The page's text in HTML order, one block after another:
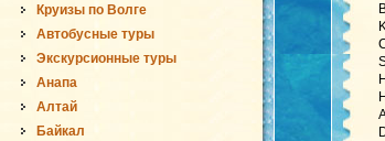
Круизы по Волге
Автобусные туры
Экскурсионные туры
Анапа
Алтай
Байкал